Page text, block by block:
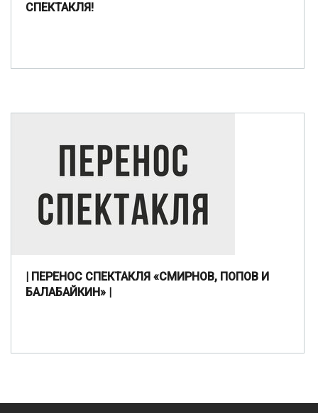
СПЕКТАКЛЯ!
| ПЕРЕНОС СПЕКТАКЛЯ «СМИРНОВ, ПОПОВ И
БАЛАБАЙКИН» |